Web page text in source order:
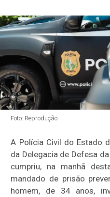
Foto: Reprodução
A Polícia Civil do Estado
da Delegacia de Defesa
cumpriu, na manhã
mandado de prisão
homem, de 34 anos,